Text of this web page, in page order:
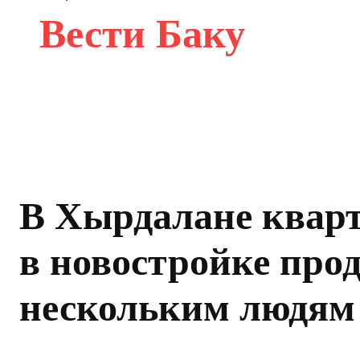
Вести Баку
В Хырдалане
в новостройке
нескольким людям